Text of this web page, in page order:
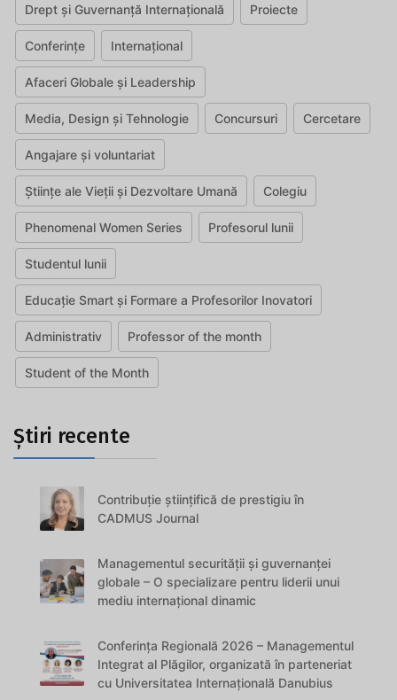
Drept și Guvernanță Internațională Proiecte
Conferințe Internațional
Afaceri Globale și Leadership
Media, Design și Tehnologie Concursuri Cercetare
Angajare și voluntariat
Științe ale Vieții și Dezvoltare Umană Colegiu
Phenomenal Women Series Profesorul lunii
Studentul lunii
Educație Smart și Formare a Profesorilor Inovatori
Administrativ Professor of the month
Student of the Month
Știri recente
Contribuție științifică de prestigiu în
CADMUS Journal
Managementul securității și guvernanței
globale – O specializare pentru liderii unui
mediu internațional dinamic
Conferința Regională 2026 – Managementul
Integrat al Plăgilor, organizată în parteneriat
cu Universitatea Internațională Danubius